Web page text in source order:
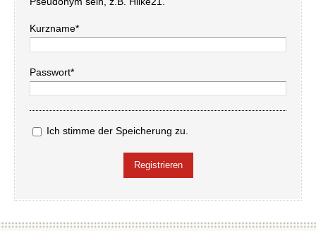
Kurzname*
Passwort*
Ich stimme der Speicherung zu.